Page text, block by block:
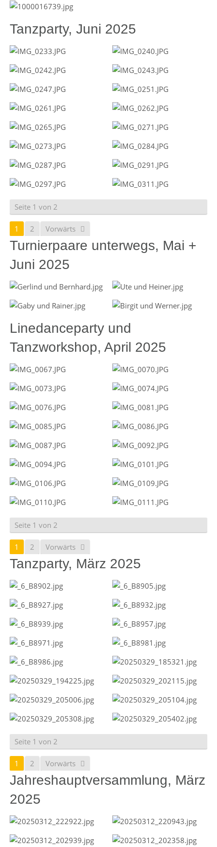
Tanzparty, Juni 2025
Seite 1 von 2
1 2 Vorwärts
Turnierpaare unterwegs, Mai +
Juni 2025
Linedanceparty und
Tanzworkshop, April 2025
Seite 1 von 2
1 2 Vorwärts
Tanzparty, März 2025
Seite 1 von 2
1 2 Vorwärts
Jahreshauptversammlung, März
2025